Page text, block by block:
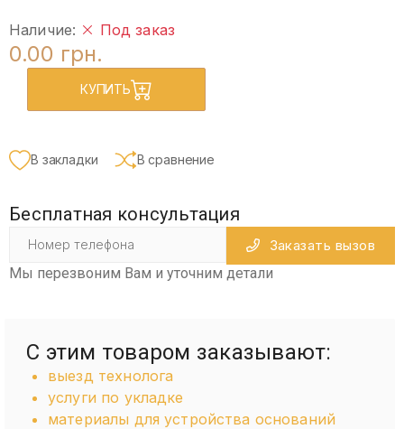
Наличие: Под заказ
0.00 грн.
КУПИТЬ
В закладки В сравнение
Бесплатная консультация
Заказать вызов
Мы перезвоним Вам и уточним детали
С этим товаром заказывают:
выезд технолога
услуги по укладке
материалы для устройства оснований